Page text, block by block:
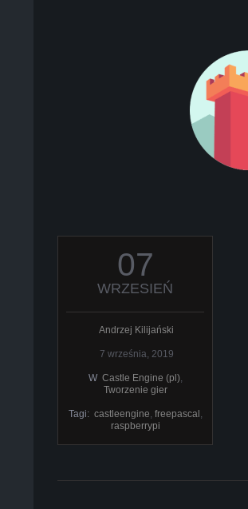
07
WRZESIEŃ
Andrzej Kilijański
7 września, 2019
W Castle Engine (pl),
Tworzenie gier
Tagi: castleengine freepascal
raspberrypi